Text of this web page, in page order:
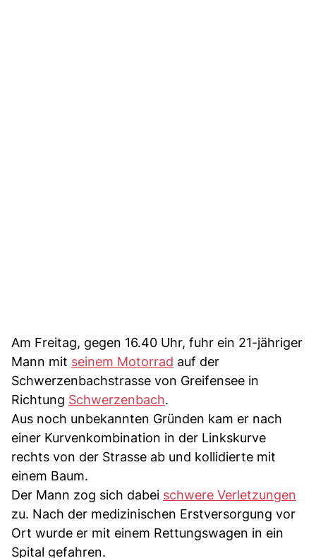
Am Freitag, gegen 16.40 Uhr, fuhr ein 21-jähriger
Mann mit seinem Motorrad auf der
Schwerzenbachstrasse von Greifensee in
Richtung Schwerzenbach.
Aus noch unbekannten Gründen kam er nach
einer Kurvenkombination in der Linkskurve
rechts von der Strasse ab und kollidierte mit
einem Baum.
Der Mann zog sich dabei schwere Verletzungen
zu. Nach der medizinischen Erstversorgung vor
Ort wurde er mit einem Rettungswagen in ein
Spital gefahren.